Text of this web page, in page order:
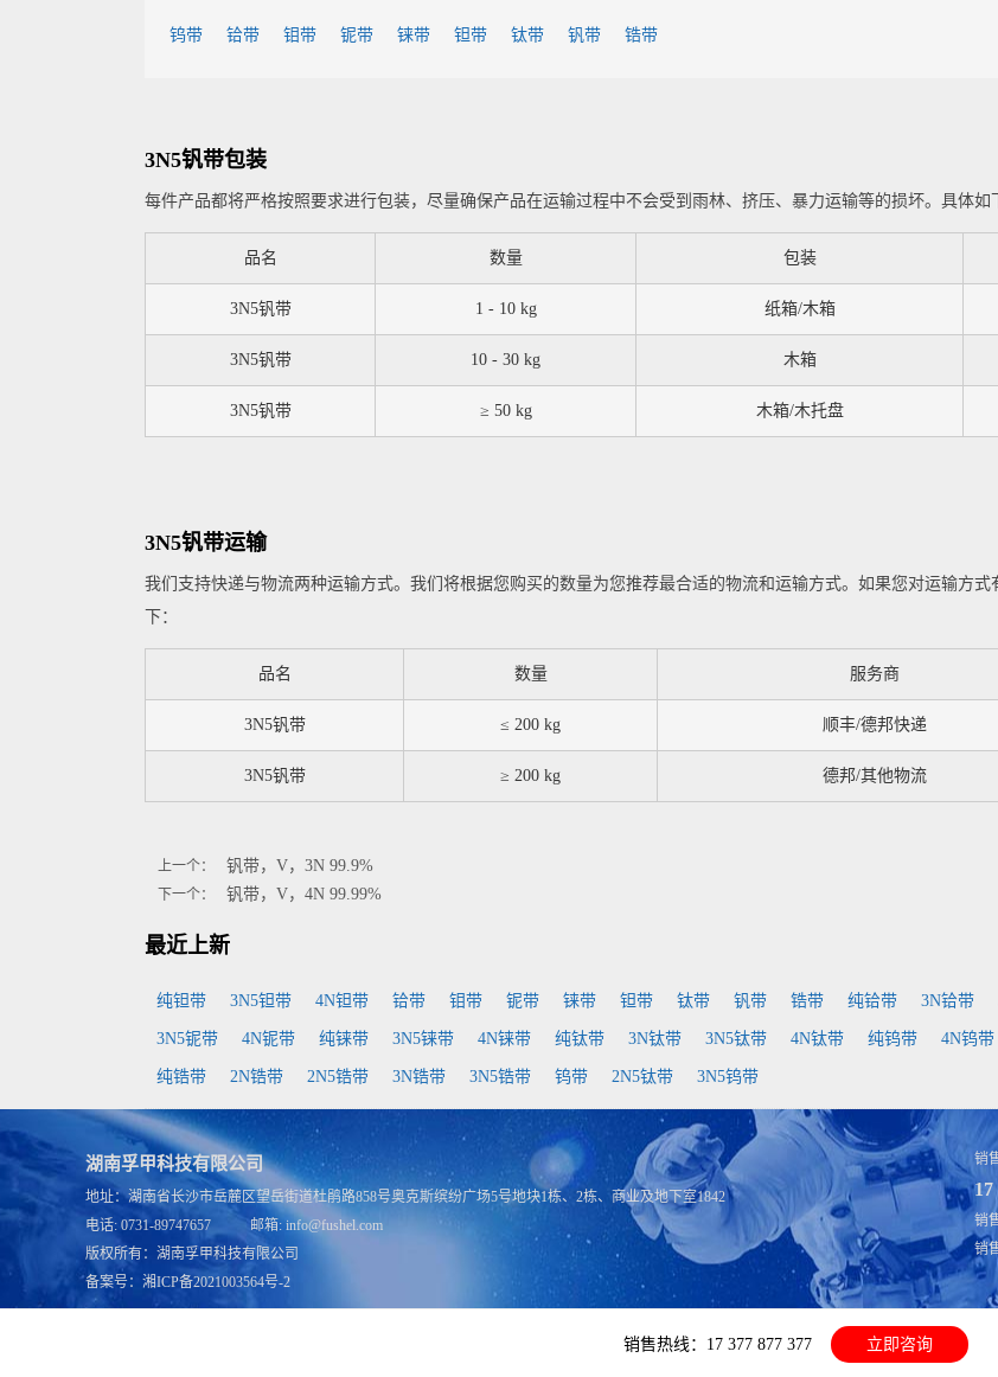
钨带 铪带 钼带 铌带 铼带 钽带 钛带 钒带 锆带
3N5钒带包装
每件产品都将严格按照要求进行包装，尽量确保产品在运输过程中不会受到雨林、挤压、暴力运输等的损坏。具体如
品名 数量 包装
3N5钒带 1 - 10 kg 纸箱/木箱
3N5钒带 10 - 30 kg 木箱
3N5钒带 ≥ 50 kg 木箱/木托盘
3N5钒带运输
我们支持快递与物流两种运输方式。我们将根据您购买的数量为您推荐最合适的物流和运输方式。如果您对运输方
下：
品名 数量 服务商
3N5钒带 ≤ 200 kg 顺丰/德邦快递
3N5钒带 ≥ 200 kg 德邦/其他物流
上一个： 钒带，V，3N 99.9%
下一个： 钒带，V，4N 99.99%
最近上新
纯钽带 3N5钽带 4N钽带 铪带 钼带 铌带 铼带 钽带 钛带 钒带 锆带 纯铪带 3N铪带
3N5铌带 4N铌带 纯铼带 3N5铼带 4N铼带 纯钛带 3N钛带 3N5钛带 4N钛带 纯钨带 4N钨带
纯锆带 2N锆带 2N5锆带 3N锆带 3N5锆带 钨带 2N5钛带 3N5钨带
湖南孚甲科技有限公司
地址：湖南省长沙市岳麓区望岳街道杜鹃路858号奥克斯缤纷广场5号地块1栋、2栋、商业及地下室1842
电话: 0731-89747657 邮箱: info@fushel.com
版权所有： 湖南孚甲科技有限公司
备案号： 湘ICP备2021003564号-2
销
17
销
销
销售热线：17 377 877 377 立即咨询